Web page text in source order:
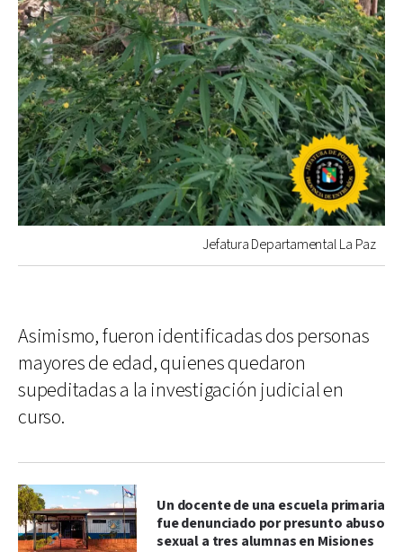
Jefatura Departamental La Paz
Asimismo, fueron identificadas dos personas
mayores de edad, quienes quedaron
supeditadas a la investigación judicial en
curso.
Un docente de una escuela primaria
fue denunciado por presunto abuso
sexual a tres alumnas en Misiones